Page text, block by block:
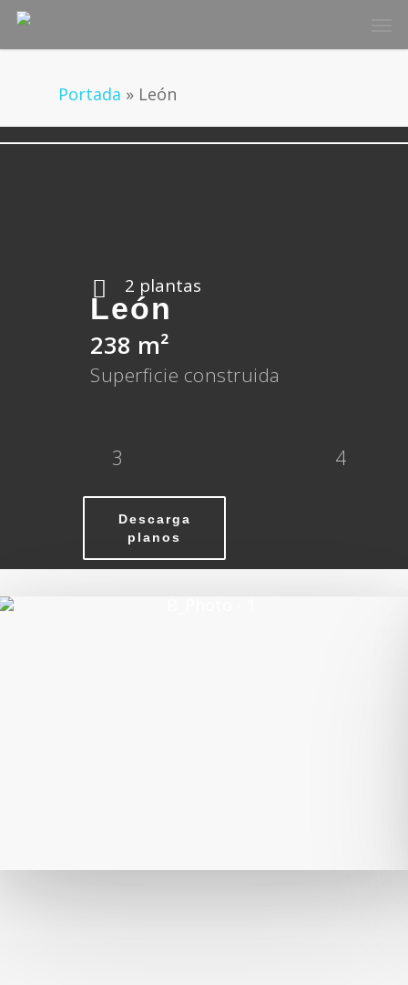
Skip
content
Portada » León
2 plantas
León
238 m²
Superficie construida
3 4
Descarga
planos